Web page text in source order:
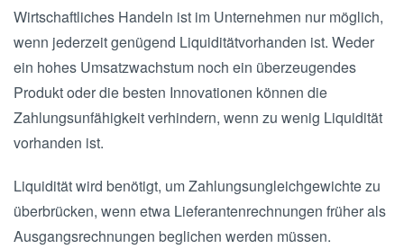
Wirtschaftliches Handeln ist im Unternehmen nur möglich,
wenn jederzeit genügend Liquiditätvorhanden ist. Weder
ein hohes Umsatzwachstum noch ein überzeugendes
Produkt oder die besten Innovationen können die
Zahlungsunfähigkeit verhindern, wenn zu wenig Liquidität
vorhanden ist.
Liquidität wird benötigt, um Zahlungsungleichgewichte zu
überbrücken, wenn etwa Lieferantenrechnungen früher als
Ausgangsrechnungen beglichen werden müssen.